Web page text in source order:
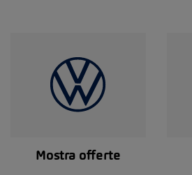
Mostra offerte